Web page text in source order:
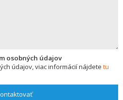
osobných údajov
údajov, viac informácií nájdete tu